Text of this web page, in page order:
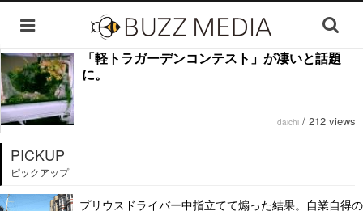
「軽トラガーデンコンテスト」が凄いと話題
に。
daichi / 212 views
PICKUP
ピックアップ
プリウスドライバー中指立てて煽った結果。自業自得の